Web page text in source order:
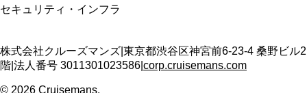
セキュリティ・インフラ
株式会社クルーズマンズ 東京都渋谷区神宮前6-23-4 桑野ビル2
階 法人番号 3011301023586 corp.cruisemans.com
© 2026 Cruisemans.